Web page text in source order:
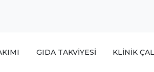
GIDA TAKVİYESİ KLİNİK